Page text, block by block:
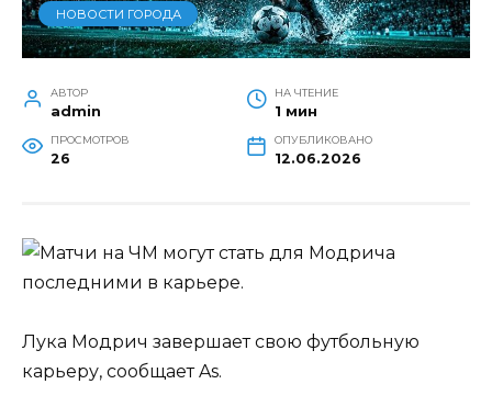
НОВОСТИ ГОРОДА
АВТОР
admin
НА ЧТЕНИЕ
1 мин
ПРОСМОТРОВ
26
ОПУБЛИКОВАНО
12.06.2026
Лука Модрич завершает свою футбольную
карьеру, сообщает As.